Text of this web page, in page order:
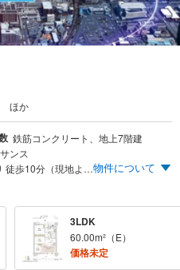
ほか
鉄筋コンクリート、地上7階建
ンス
阪急神戸線・今津線「西宮北口」駅より 徒歩10分（現地より770m/南西口） 阪急西宮ガーデンズ（本館） 徒歩8分（現地より約640m） ライフ（西宮北口店） 徒歩1分（現地より約40m） 駐車場19台確保（36戸中） 住居専有面積 31.96m²～70.30m²、多彩な住戸プラン ※「NISHIKITA SINFONIA - 颯爽と優雅に、多彩な魅力が響き合うにしきたに暮らす。」をコンセプトに、住みたい街として常に注目される西宮北口の利便性や自然のやすらぎ、スポーツ・芸術文化の調和によって、上質な暮らしを叶える日常を表現しています。物件について
3LDK
60.00m²（E）
価格未定